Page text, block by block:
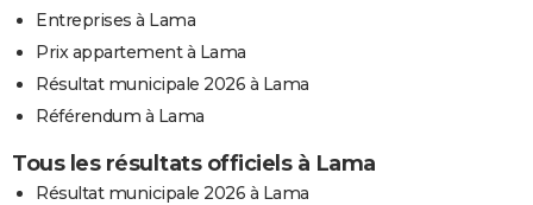
Entreprises à Lama
Prix appartement à Lama
Résultat municipale 2026 à Lama
Référendum à Lama
Tous les résultats officiels à Lama
Résultat municipale 2026 à Lama